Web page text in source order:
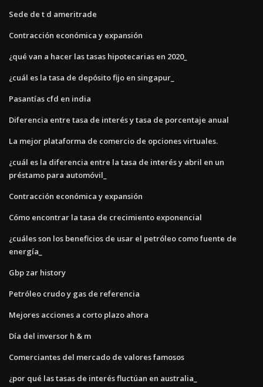
Sede de t d ameritrade
Contracción económica y expansión
¿qué van a hacer las tasas hipotecarias en 2020_
¿cuál es la tasa de depósito fijo en singapur_
Pasantías cfd en india
Diferencia entre tasa de interés y tasa de porcentaje anual
La mejor plataforma de comercio de opciones virtuales.
¿cuál es la diferencia entre la tasa de interés y abril en un
préstamo para automóvil_
Contracción económica y expansión
Cómo encontrar la tasa de crecimiento exponencial
¿cuáles son los beneficios de usar el petróleo como fuente de
energía_
Gbp zar history
Petróleo crudo y gas de referencia
Mejores acciones a corto plazo ahora
Día del inversor h & m
Comerciantes del mercado de valores famosos
¿por qué las tasas de interés fluctúan en australia_